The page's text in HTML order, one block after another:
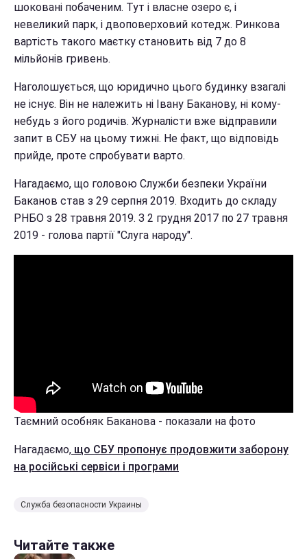
шоковані побаченим. Тут і власне озеро є, і
невеликий парк, і двоповерховий котедж. Ринкова
вартість такого маєтку становить від 7 до 8
мільйонів гривень.
Наголошується, що юридично цього будинку взагалі
не існує. Він не належить ні Івану Баканову, ні кому-
небудь з його родичів. Журналісти вже відправили
запит в СБУ на цьому тижні. Не факт, що відповідь
прийде, проте спробувати варто.
Нагадаємо, що головою Служби безпеки України
Баканов став з 29 серпня 2019. Входить до складу
РНБО з 28 травня 2019. З 2 грудня 2017 по 27 травня
2019 - голова партії "Слуга народу".
Таємний особняк Баканова - показали на фото
Нагадаємо, що СБУ пропонує продовжити заборону
на російські сервіси і програми
Служба безопасности Украины
Читайте также